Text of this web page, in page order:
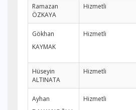
Ramazan
ÖZKAYA
Hizmetli
Gökhan
KAYMAK
Hizmetli
Hüseyin
ALTINATA
Hizmetli
Ayhan
Hizmetli